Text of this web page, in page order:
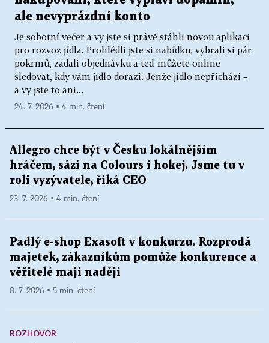
ale nevyprázdní konto
Je sobotní večer a vy jste si právě stáhli novou aplikaci
pro rozvoz jídla. Prohlédli jste si nabídku, vybrali si pár
pokrmů, zadali objednávku a teď můžete online
sledovat, kdy vám jídlo dorazí. Jenže jídlo nepřichází –
a vy jste to ani...
24. 7. 2026 ▪ 4 min. čtení
Allegro chce být v Česku lokálnějším
hráčem, sází na Colours i hokej. Jsme tu v
roli vyzývatele, říká CEO
23. 7. 2026 ▪ 4 min. čtení
Padlý e-shop Exasoft v konkurzu. Rozprodá
majetek, zákazníkům pomůže konkurence a
věřitelé mají naději
8. 7. 2026 ▪ 5 min. čtení
ROZHOVOR